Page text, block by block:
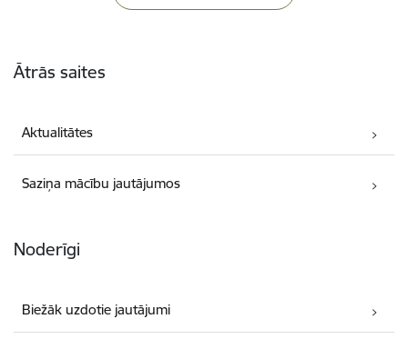
Ātrās saites
Aktualitātes
Saziņa mācību jautājumos
Noderīgi
Biežāk uzdotie jautājumi